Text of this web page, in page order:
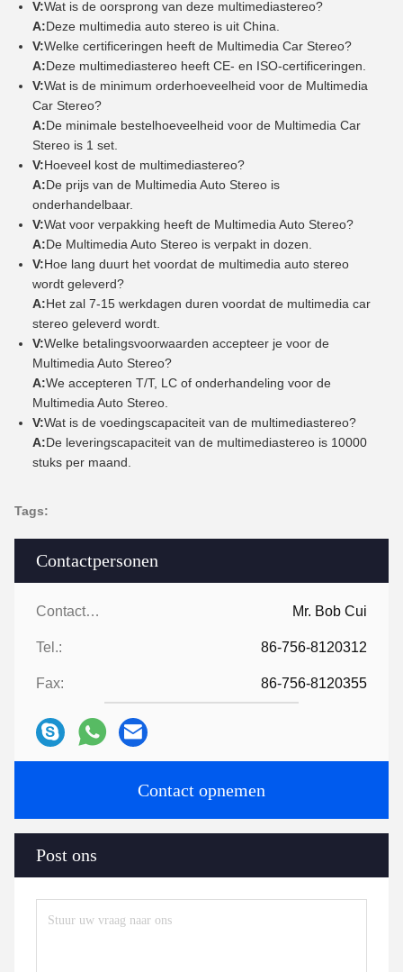
Contactpersonen
Contactpersonen: Mr. Bob Cui
Tel.: 86-756-8120312
Fax: 86-756-8120355
Contact opnemen
Post ons
V:Wat is de oorsprong van deze multimediastereo?
A:Deze multimedia auto stereo is uit China.
V:Welke certificeringen heeft de Multimedia Car Stereo?
A:Deze multimediastereo heeft CE- en ISO-certificeringen.
V:Wat is de minimum orderhoeveelheid voor de Multimedia
Car Stereo?
A:De minimale bestelhoeveelheid voor de Multimedia Car
Stereo is 1 set.
V:Hoeveel kost de multimediastereo?
A:De prijs van de Multimedia Auto Stereo is
onderhandelbaar.
V:Wat voor verpakking heeft de Multimedia Auto Stereo?
A:De Multimedia Auto Stereo is verpakt in dozen.
V:Hoe lang duurt het voordat de multimedia auto stereo
wordt geleverd?
A:Het zal 7-15 werkdagen duren voordat de multimedia car
stereo geleverd wordt.
V:Welke betalingsvoorwaarden accepteer je voor de
Multimedia Auto Stereo?
A:We accepteren T/T, LC of onderhandeling voor de
Multimedia Auto Stereo.
V:Wat is de voedingscapaciteit van de multimediastereo?
A:De leveringscapaciteit van de multimediastereo is 10000
stuks per maand.
Tags: